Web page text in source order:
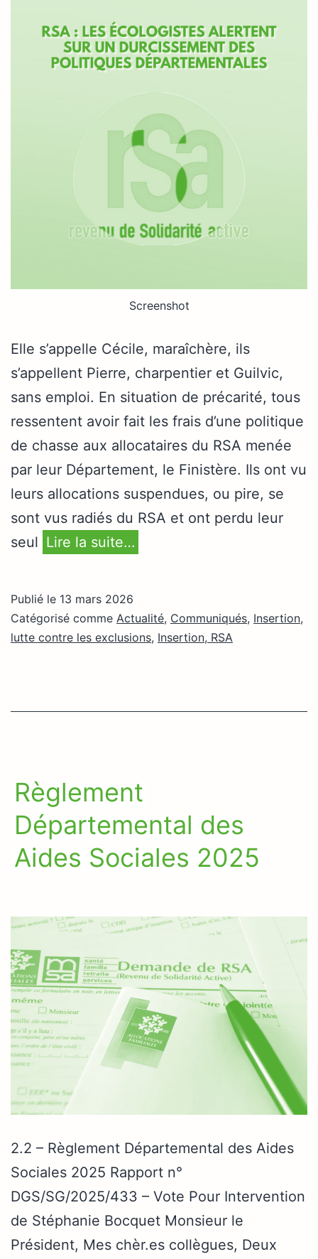
Screenshot
Elle s’appelle Cécile, maraîchère, ils
s’appellent Pierre, charpentier et Guilvic,
sans emploi. En situation de précarité, tous
ressentent avoir fait les frais d’une politique
de chasse aux allocataires du RSA menée
par leur Département, le Finistère. Ils ont vu
leurs allocations suspendues, ou pire, se
sont vus radiés du RSA et ont perdu leur
seul Lire la suite…
Publié le 13 mars 2026
Catégorisé comme Actualité, Communiqués, Insertion,
lutte contre les exclusions, Insertion, RSA
Règlement
Départemental des
Aides Sociales 2025
2.2 – Règlement Départemental des Aides
Sociales 2025 Rapport n°
DGS/SG/2025/433 – Vote Pour Intervention
de Stéphanie Bocquet Monsieur le
Président, Mes chèr.es collègues, Deux